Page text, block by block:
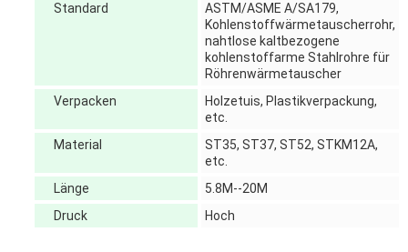
Standard
ASTM/ASME A/SA179,
Kohlenstoffwärmetauscherrohr,
nahtlose kaltbezogene
kohlenstoffarme Stahlrohre für
Röhrenwärmetauscher
Verpacken
Holzetuis, Plastikverpackung,
etc.
Material
ST35, ST37, ST52, STKM12A,
etc.
Länge
5.8M--20M
Druck
Hoch